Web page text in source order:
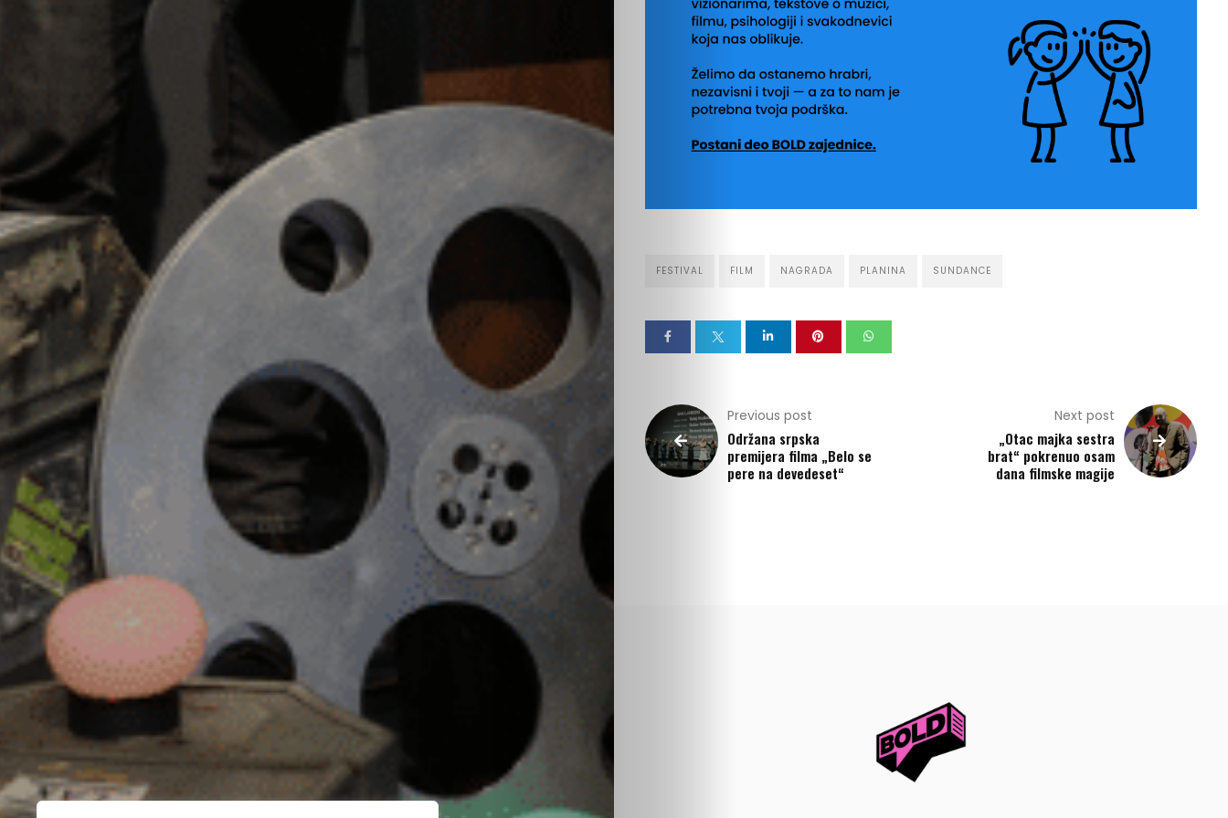
ploču
Boldcast
Podrži
FESTIVAL FILM NAGRADA PLANINA SUNDANCE
Previous post
Održana srpska
premijera filma „Belo se
pere na devedeset“
Next post
„Otac majka sestra
brat“ pokrenuo osam
dana filmske magije